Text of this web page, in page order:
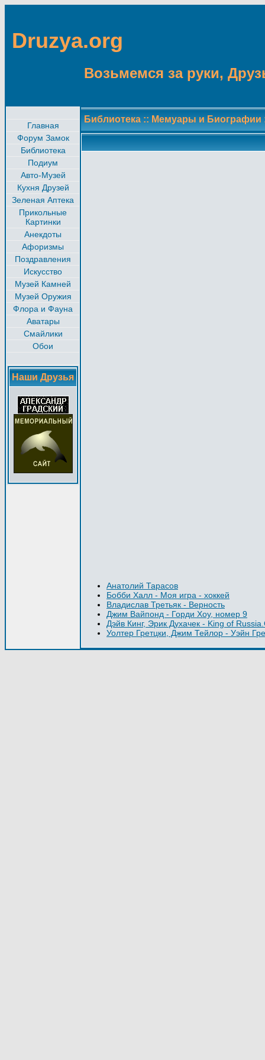
Druzya.org
Возьмемся за руки,
Главная
Форум Замок
Библиотека
Подиум
Авто-Музей
Кухня Друзей
Зеленая Аптека
Прикольные
Картинки
Анекдоты
Афоризмы
Поздравления
Искусство
Музей Камней
Музей Оружия
Флора и Фауна
Аватары
Смайлики
Обои
Наши Друзья
Библиотека :: Мемуары и Биографии
Анатолий Тарасов
Бобби Халл - Моя игра - хоккей
Владислав Третьяк - Верность
Джим Вайпонд - Горди Хоу, номер 9
Дэйв Кинг, Эрик Духачек - King of
Уолтер Гретцки, Джим Тейлор - Уэйн